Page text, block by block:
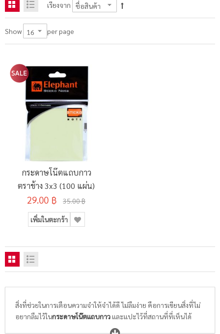
เรียงจาก
Show per page
กระดาษโน๊ตแถบกาว
ตราช้าง 3x3 (100 แผ่น)
29.00 ฿ 35.00 ฿
เพิ่มในตะกร้า
สิ่งที่ช่วยในการเตือนความจำให้จำได้ดี ไม่ลืมง่าย คือการเขียนสิ่งที่ไม่
อยากลืมไว้ในกระดาษโน๊ตแถบกาวและแปะไว้ที่สถานที่ที่เห็นได้
ชัดเจน เช่น ตามโต๊ะทำงาน ผนังห้องประชุม หรือบนสมุดบันทึกส่วน